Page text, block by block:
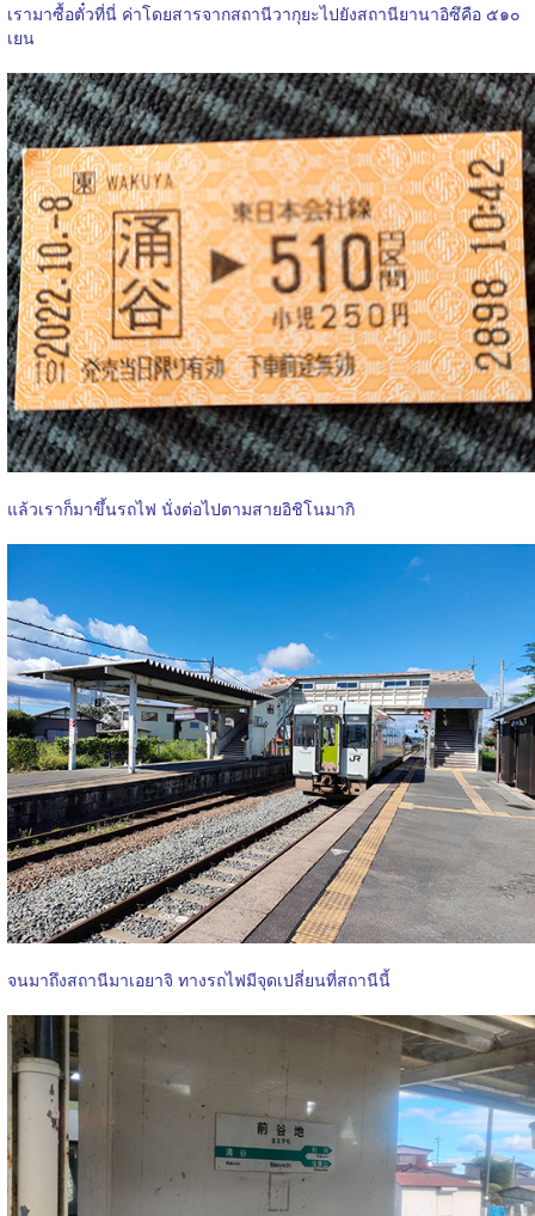
เรามาซื้อตั๋วที่นี่ ค่าโดยสารจากสถานีวากุยะไปยังสถานียานาอิซึคือ ๕๑๐
เยน
แล้วเราก็มาขึ้นรถไฟ นั่งต่อไปตามสายอิชิโนมากิ
จนมาถึงสถานีมาเอยาจิ ทางรถไฟมีจุดเปลี่ยนที่สถานีนี้